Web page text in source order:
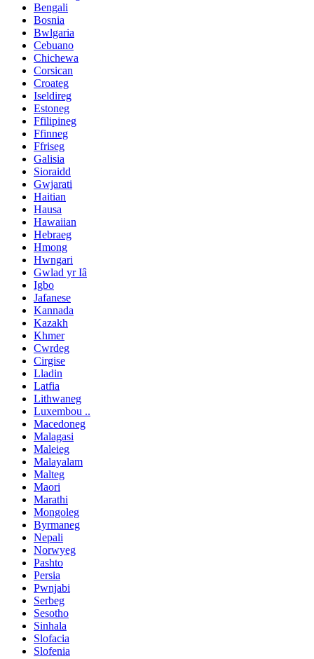
Bengali
Bosnia
Bwlgaria
Cebuano
Chichewa
Corsican
Croateg
Iseldireg
Estoneg
Ffilipineg
Ffinneg
Ffriseg
Galisia
Sioraidd
Gwjarati
Haitian
Hausa
Hawaiian
Hebraeg
Hmong
Hwngari
Gwlad yr Iâ
Igbo
Jafanese
Kannada
Kazakh
Khmer
Cwrdeg
Cirgise
Lladin
Latfia
Lithwaneg
Luxembou ..
Macedoneg
Malagasi
Maleieg
Malayalam
Malteg
Maori
Marathi
Mongoleg
Byrmaneg
Nepali
Norwyeg
Pashto
Persia
Pwnjabi
Serbeg
Sesotho
Sinhala
Slofacia
Slofenia